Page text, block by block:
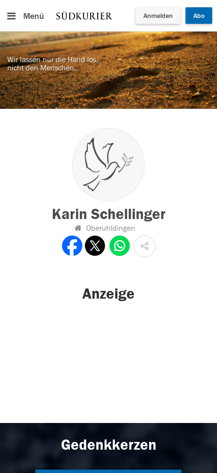
Menü Anmelden Abo
Wir lassen nur die Hand los,
nicht den Menschen.
Karin Schellinger
Oberuhldingen
Anzeige
Gedenkkerzen